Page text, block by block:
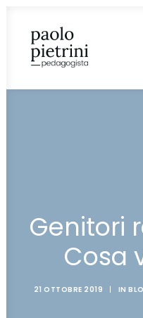
Genitori
Cosa
21 OTTOBRE 2019 | IN